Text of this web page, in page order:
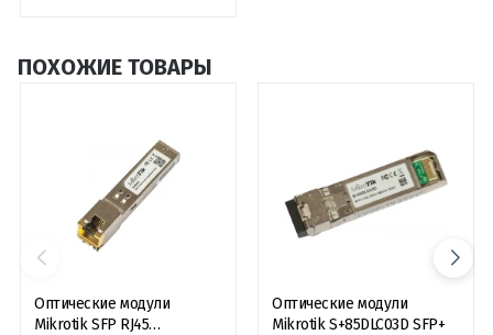
ПОХОЖИЕ ТОВАРЫ
Оптические модули
Mikrotik SFP RJ45
Оптические модули
Mikrotik S+85DLC03D SFP+